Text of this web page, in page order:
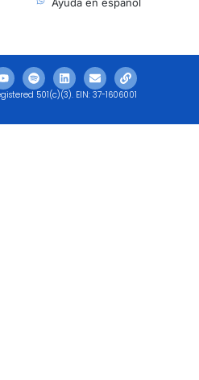
501(c)(3). EIN: 37-1606001